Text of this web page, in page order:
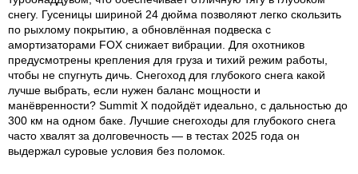
снегу. Гусеницы шириной 24 дюйма позволяют легко скользить
по рыхлому покрытию, а обновлённая подвеска с
амортизаторами FOX снижает вибрации. Для охотников
предусмотрены крепления для груза и тихий режим работы,
чтобы не спугнуть дичь. Снегоход для глубокого снега какой
лучше выбрать, если нужен баланс мощности и
манёвренности? Summit X подойдёт идеально, с дальностью до
300 км на одном баке. Лучшие снегоходы для глубокого снега
часто хвалят за долговечность — в тестах 2025 года он
выдержал суровые условия без поломок.